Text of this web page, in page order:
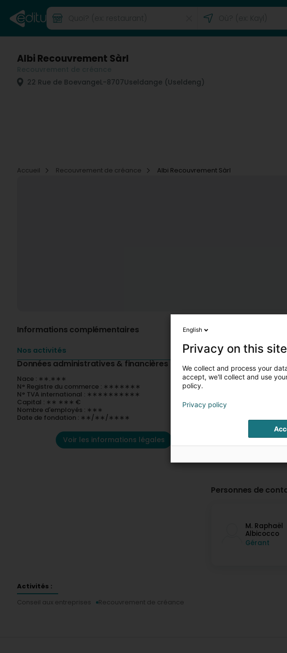
Albi Recouvrement Sàrl
22 Rue de BoevangeL-8707Useldange (Useldeng)
Accueil
Recouvrement de créance Albi Recouvrement Sàrl
Informations complémentaires
Nos activités
Données administratives & financières
Nace : ∗∗.∗∗∗
N° Registre du commerce : ∗∗∗∗∗∗∗
N° TVA international : ∗∗∗∗∗∗∗∗∗∗
Capital : ∗∗ ∗∗∗ €
Nombre d'employés : ∗∗∗
Date de fondation : ∗∗/∗∗/∗∗∗∗
Voir les informations légales
Personnes de
M. Raphaël
Albicocco
Gérant
Activités :
Conseil aux entreprises
Recouvrement de créance
English
Privacy on this site
We collect and process your
accept, we'll collect and use
policy.
Privacy policy